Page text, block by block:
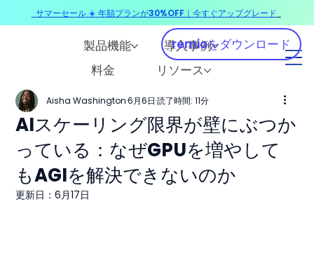
製品機能
導入事例
料金
リソース
remioをダウンロード
AIスケーリング限界が壁にぶつか
っている：なぜGPUを増やして
もAGIを解決できないのか
Aisha Washington 6月6日 読了時間: 11分
更新日：6月17日
サマーセール ☀️ 年額プランが30%OFF｜今すぐアップグレード